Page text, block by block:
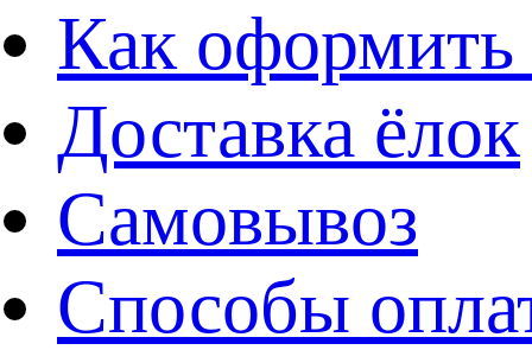
Как оформить
Доставка ёлок
Самовывоз
Способы